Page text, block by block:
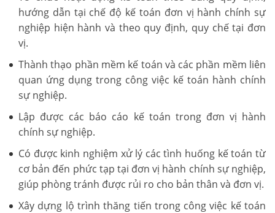
hướng dẫn tại chế độ kế toán đơn vị hành chính sự
nghiệp hiện hành và theo quy định, quy chế tại đơn
vị.
Thành thạo phần mềm kế toán và các phần mềm liên
quan ứng dụng trong công việc kế toán hành chính
sự nghiệp.
Lập được các báo cáo kế toán trong đơn vị hành
chính sự nghiệp.
Có được kinh nghiệm xử lý các tình huống kế toán từ
cơ bản đến phức tạp tại đơn vị hành chính sự nghiệp,
giúp phòng tránh được rủi ro cho bản thân và đơn vị.
Xây dựng lộ trình thăng tiến trong công việc kế toán